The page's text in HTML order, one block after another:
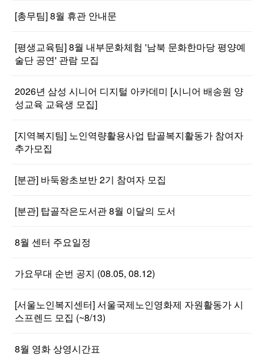
[총무팀] 8월 휴관 안내문
[평생교육팀] 8월 내부문화체험 '남북 문화한마당 평양예
술단 공연' 관람 모집
2026년 삼성 시니어 디지털 아카데미 [시니어 배송원 양
성교육 교육생 모집]
[지역복지팀] 노인역량활용사업 탑골복지활동가 참여자
추가모집
[분관] 바둑왕초보반 2기 참여자 모집
[분관] 탑골작은도서관 8월 이달의 도서
8월 센터 주요일정
가요무대 순번 공지 (08.05, 08.12)
[서울노인복지센터] 서울국제노인영화제 자원활동가 시
스프렌드 모집 (~8/13)
8월 영화 상영시간표